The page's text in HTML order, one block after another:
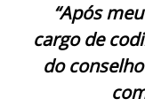
“Após
cargo de
do